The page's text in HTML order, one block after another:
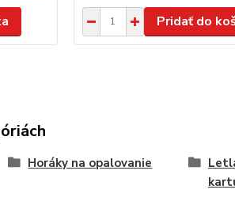
Pridať do
Horáky na opalovanie